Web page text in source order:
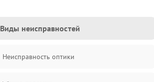
Виды неисправностей
Неисправность оптики